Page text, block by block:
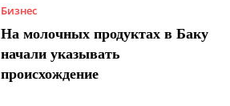
Бизнес
На молочных продуктах в Баку
начали указывать
происхождение